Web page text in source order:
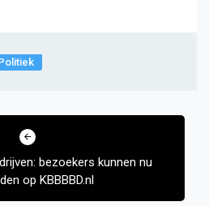
bezoekers kunnen nu
op KBBBBD.nl